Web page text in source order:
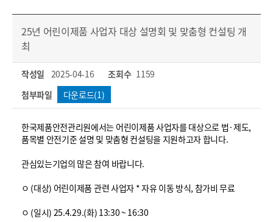
25년 어린이제품 사업자 대상 설명회 및 맞춤형 컨설팅 개
최
작성일 2025-04-16 조회수 1159
첨부파일
다운로드(1)
한국제품안전관리원에서는 어린이제품 사업자를 대상으로 법·제도,
품목별 안전기준 설명 및 맞춤형 컨설팅을 지원하고자 합니다.
관심있는기업의 많은 참여 바랍니다.
ㅇ (대상) 어린이제품 관련 사업자 * 자유 이동 방식, 참가비 무료
ㅇ (일시) 25.4.29.(화) 13:30 ~ 16:30